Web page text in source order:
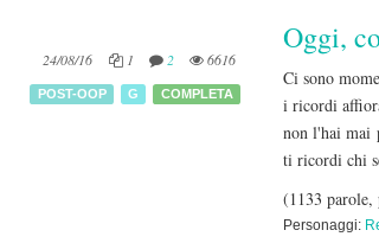
24/08/16 1 2 6616
POST-OOP G COMPLETA
Oggi,
Ci sono
i ricordi
non l'hai mai
ti ricordi chi
(1133 parole,
Personaggi: